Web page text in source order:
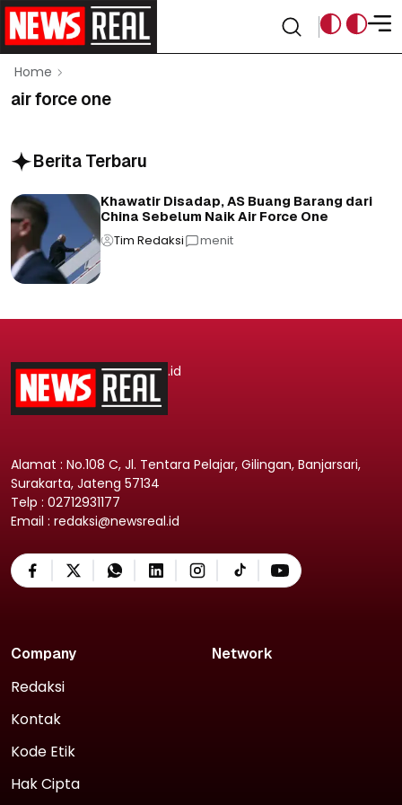
Home
air force one
Berita Terbaru
Khawatir Disadap, AS Buang Barang dari
China Sebelum Naik Air Force One
Tim Redaksi menit
.id
Alamat : No.108 C, Jl. Tentara Pelajar, Gilingan, Banjarsari,
Surakarta, Jateng 57134
Telp : 02712931177
Email : redaksi@newsreal.id
Company
Redaksi
Kontak
Kode Etik
Hak Cipta
Network